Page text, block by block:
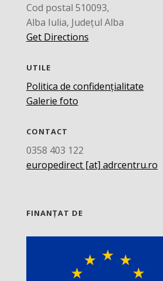
Cod postal 510093,
Alba Iulia, Județul Alba
Get Directions
UTILE
Politica de confidențialitate
Galerie foto
CONTACT
0358 403 122
europedirect [at] adrcentru.ro
FINANȚAT DE